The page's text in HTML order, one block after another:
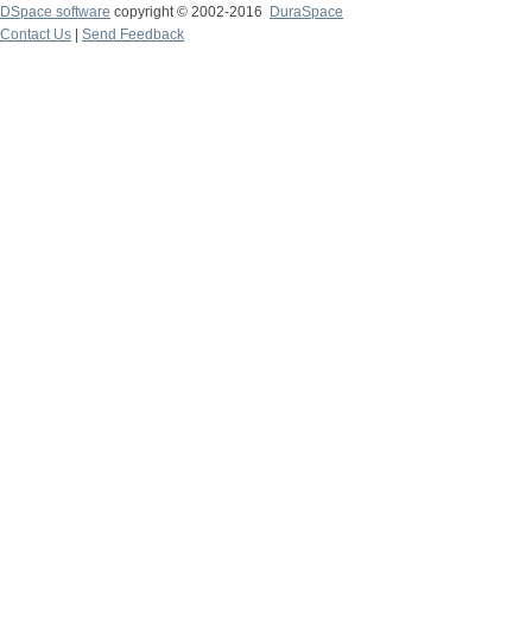
DSpace software copyright © 2002-2016
DuraSpace
Contact Us
Send Feedback